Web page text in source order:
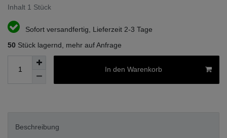
Inhalt 1 Stück
Sofort versandfertig, Lieferzeit 2-3 Tage
50 Stück lagernd, mehr auf Anfrage
In den Warenkorb
Beschreibung